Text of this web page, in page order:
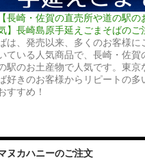
【長崎・佐賀の直売所や道の駅の
】長崎島原手延えごまそばのご
は、発売以来、多くのお客様に
ている人気商品で、長崎・佐賀
駅のお土産物で人気です。東京
好きのお客様からリピートの多
すすめ！
ヌカハニーのご注文